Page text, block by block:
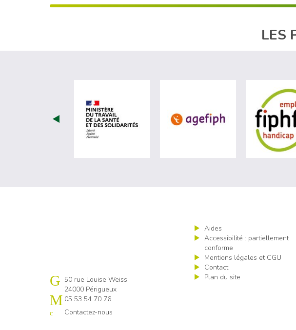
LES
visiter les site de Ministère du travail (nouvelle
visiter les site de
Cap emploi 24
50 rue Louise Weiss
24000 Périgueux
05 53 54 70 76
Contactez-nous
Aides
Accessibilité : partiellement
conforme
Mentions légales et CGU
Contact
Plan du site